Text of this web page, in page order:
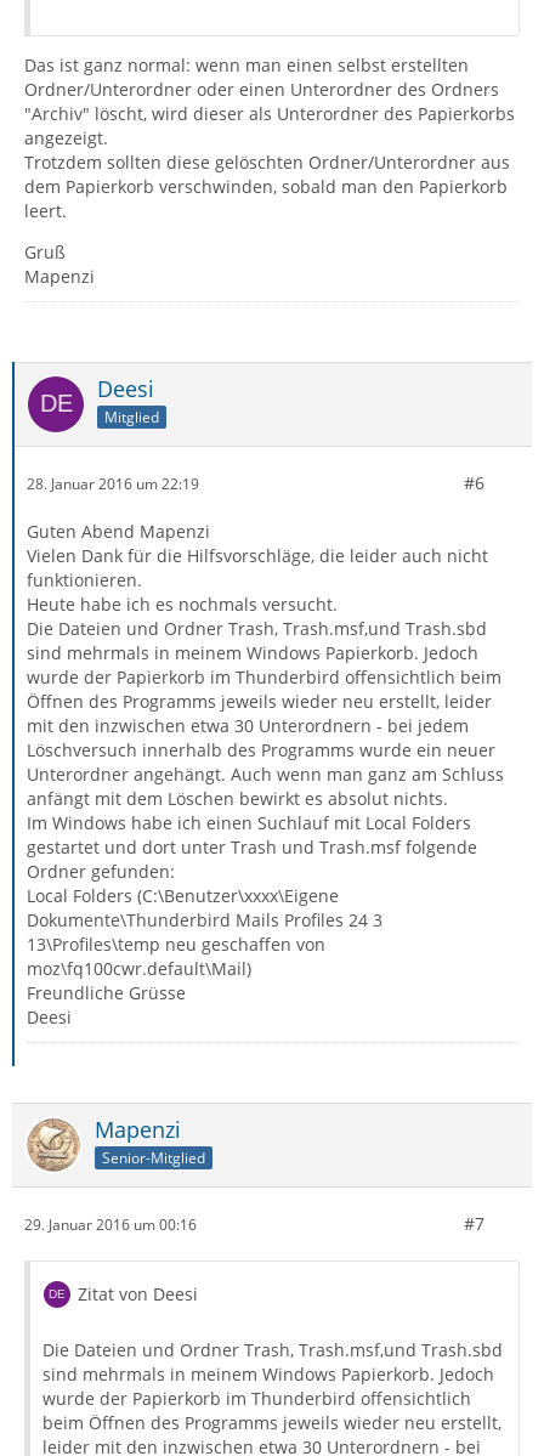
Das ist ganz normal: wenn man einen selbst erstellten
Ordner/Unterordner oder einen Unterordner des Ordners
"Archiv" löscht, wird dieser als Unterordner des Papierkorbs
angezeigt.
Trotzdem sollten diese gelöschten Ordner/Unterordner aus
dem Papierkorb verschwinden, sobald man den Papierkorb
leert.
Gruß
Mapenzi
Deesi
Mitglied
28. Januar 2016 um 22:19 #6
Guten Abend Mapenzi
Vielen Dank für die Hilfsvorschläge, die leider auch nicht
funktionieren.
Heute habe ich es nochmals versucht.
Die Dateien und Ordner Trash, Trash.msf,und Trash.sbd
sind mehrmals in meinem Windows Papierkorb. Jedoch
wurde der Papierkorb im Thunderbird offensichtlich beim
Öffnen des Programms jeweils wieder neu erstellt, leider
mit den inzwischen etwa 30 Unterordnern - bei jedem
Löschversuch innerhalb des Programms wurde ein neuer
Unterordner angehängt. Auch wenn man ganz am Schluss
anfängt mit dem Löschen bewirkt es absolut nichts.
Im Windows habe ich einen Suchlauf mit Local Folders
gestartet und dort unter Trash und Trash.msf folgende
Ordner gefunden:
Local Folders (C:\Benutzer\xxxx\Eigene
Dokumente\Thunderbird Mails Profiles 24 3
13\Profiles\temp neu geschaffen von
moz\fq100cwr.default\Mail)
Freundliche Grüsse
Deesi
Mapenzi
Senior-Mitglied
29. Januar 2016 um 00:16 #7
Zitat von Deesi
Die Dateien und Ordner Trash, Trash.msf,und Trash.sbd
sind mehrmals in meinem Windows Papierkorb. Jedoch
wurde der Papierkorb im Thunderbird offensichtlich
beim Öffnen des Programms jeweils wieder neu erstellt,
leider mit den inzwischen etwa 30 Unterordnern - bei